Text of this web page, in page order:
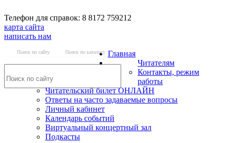
Телефон для справок: 8 8172 759212
карта сайта
написать нам
Поиск по сайту Поиск по каталогу Главная
Читателям
Контакты, режим
работы
Читательский билет ОНЛАЙН
Ответы на часто задаваемые вопросы
Личный кабинет
Календарь событий
Виртуальный концертный зал
Подкасты